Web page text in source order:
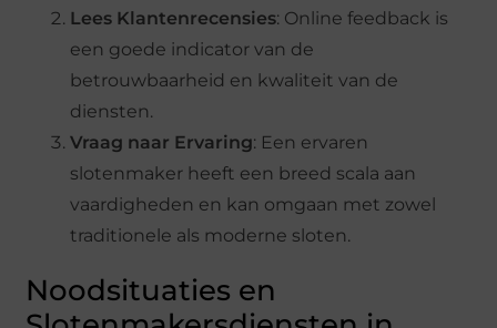
Lees Klantenrecensies: Online feedback is
een goede indicator van de
betrouwbaarheid en kwaliteit van de
diensten.
Vraag naar Ervaring: Een ervaren
slotenmaker heeft een breed scala aan
vaardigheden en kan omgaan met zowel
traditionele als moderne sloten.
Noodsituaties en